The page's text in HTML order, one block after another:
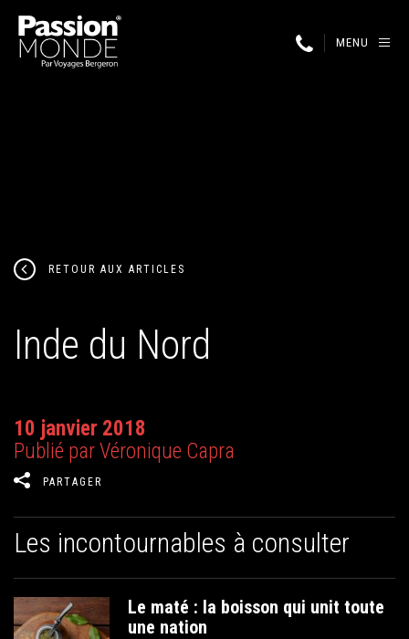
MENU
RETOUR AUX ARTICLES
Inde du Nord
10 janvier 2018
Publié par Véronique Capra
PARTAGER
Les incontournables à consulter
Le maté : la boisson qui unit toute
une nation